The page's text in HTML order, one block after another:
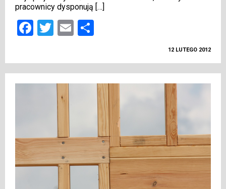
pracownicy dysponują […]
Facebook
Twitter
Email
12 LUTEGO 2012